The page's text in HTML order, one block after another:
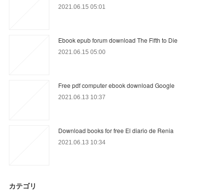
2021.06.15 05:01
Ebook epub forum download The Fifth to Die
2021.06.15 05:00
Free pdf computer ebook download Google
2021.06.13 10:37
Download books for free El diario de Renia
2021.06.13 10:34
カテゴリ